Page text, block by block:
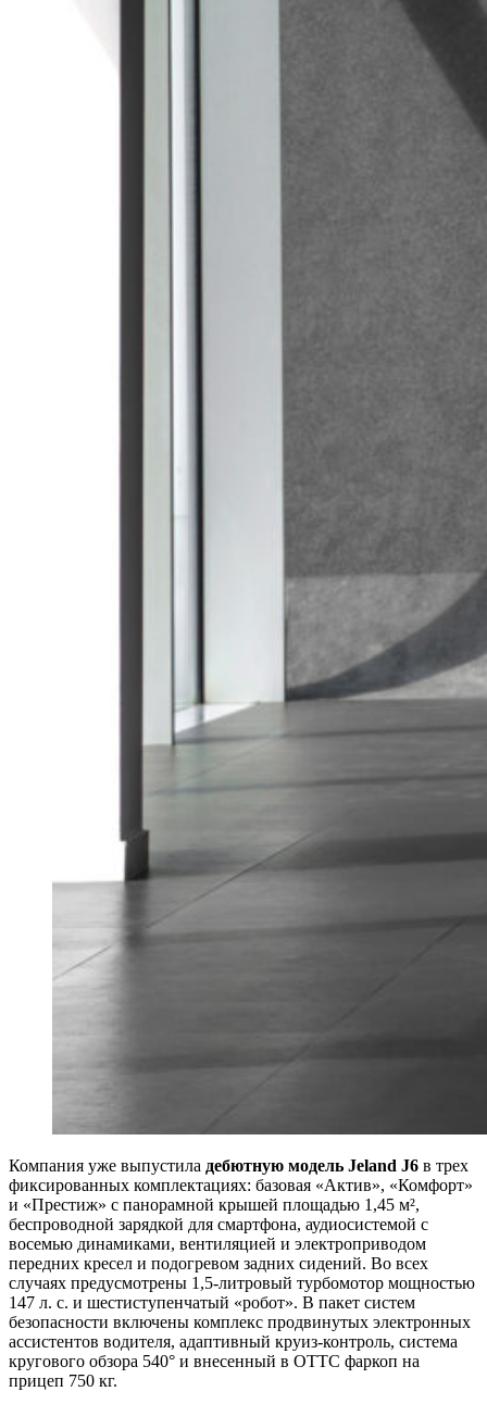
Компания уже выпустила дебютную модель Jeland J6 в трех
фиксированных комплектациях: базовая «Актив», «Комфорт»
и «Престиж» с панорамной крышей площадью 1,45 м²,
беспроводной зарядкой для смартфона, аудиосистемой с
восемью динамиками, вентиляцией и электроприводом
передних кресел и подогревом задних сидений. Во всех
случаях предусмотрены 1,5-литровый турбомотор мощностью
147 л. с. и шестиступенчатый «робот». В пакет систем
безопасности включены комплекс продвинутых электронных
ассистентов водителя, адаптивный круиз-контроль, система
кругового обзора 540° и внесенный в ОТТС фаркоп на
прицеп 750 кг.